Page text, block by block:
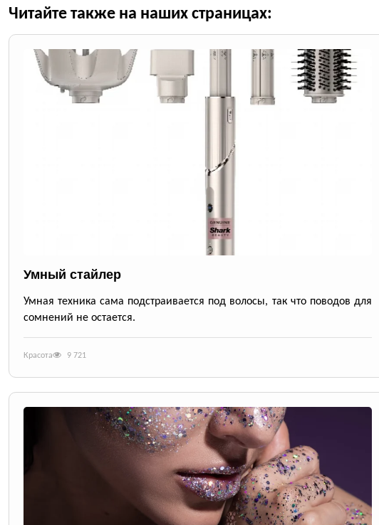
Читайте также на наших страницах:
Умный стайлер
Умная техника сама подстраивается под волосы, так что поводов для
сомнений не остается.
Красота 9 721